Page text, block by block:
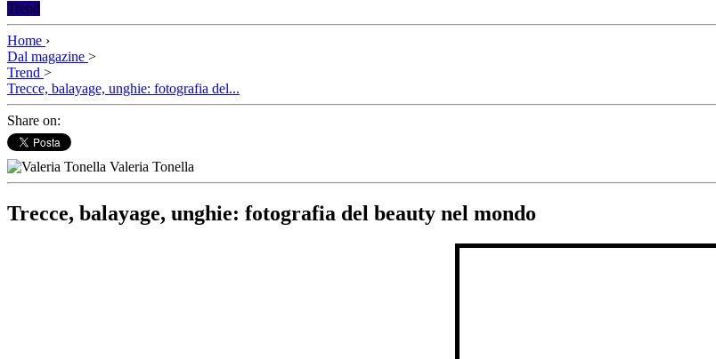
Trend
Home ›
Dal magazine >
Trend >
Trecce, balayage, unghie: fotografia del...
Share on:
Valeria Tonella
Trecce, balayage, unghie: fotografia del beauty nel mondo